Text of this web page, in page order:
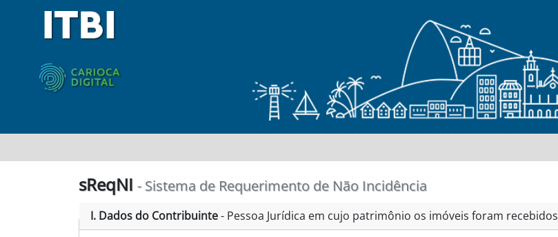
sReqNI - Sistema de Requerimento de Não Incidência
Dados do Contribuinte- Pessoa Jurídica em cujo patrimônio os imóveis foram recebidos